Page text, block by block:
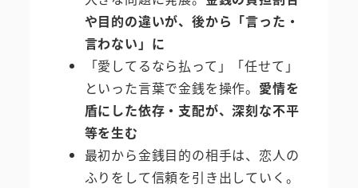
や目的の違いが、後から「言った・
言わない」に
「愛してるなら払って」「任せて」
といった言葉で金銭を操作。 愛情を
盾にした依存・支配が、深刻な不平
等を生む
最初から金銭目的の相手は、恋人の
ふりをして信頼を引き出していく。